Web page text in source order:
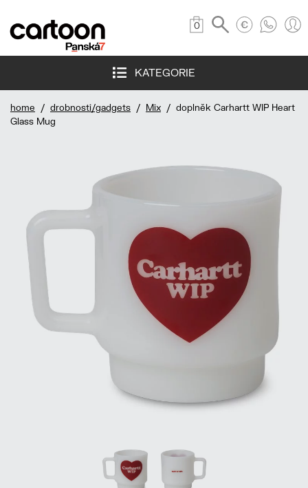
0
KATEGORIE
home / drobnosti/gadgets / Mix / doplněk Carhartt WIP Heart
Glass Mug